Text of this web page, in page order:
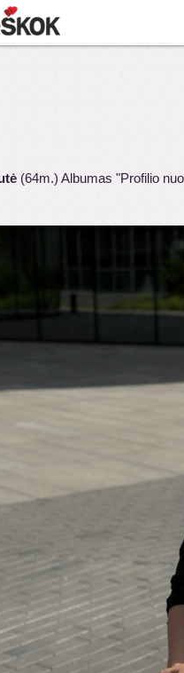
(64m.) Albumas "Profilio